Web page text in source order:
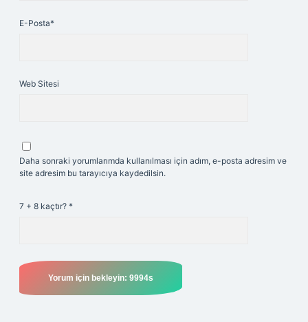
E-Posta*
Web Sitesi
Daha sonraki yorumlarımda kullanılması için adım, e-posta adresim ve
site adresim bu tarayıcıya kaydedilsin.
7 + 8 kaçtır? *